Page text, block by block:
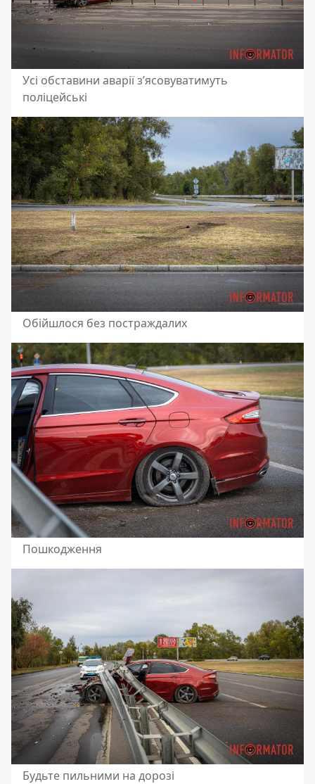
Усі обставини аварії з’ясовуватимуть
поліцейські
Обійшлося без постраждалих
Пошкодження
Будьте пильними на дорозі